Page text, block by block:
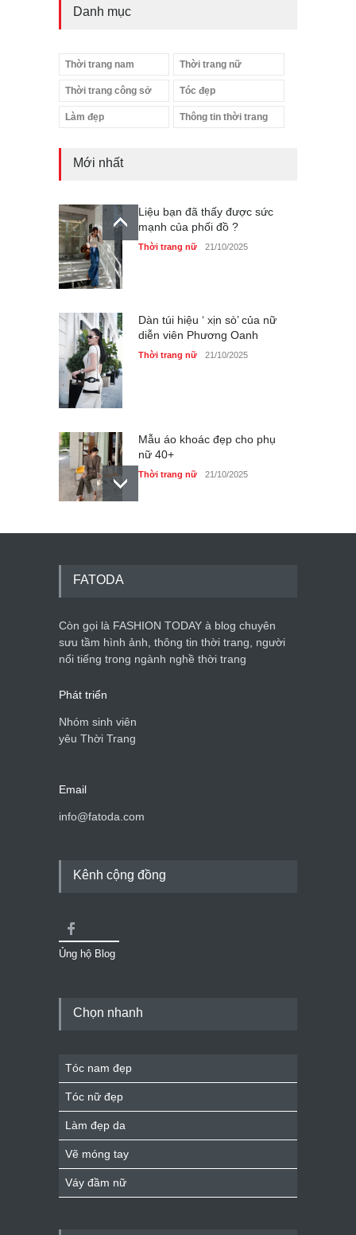
Danh mục
Thời trang nam Thời trang nữ
Thời trang công sở Tóc đẹp
Làm đẹp Thông tin thời trang
Mới nhất
Liệu bạn đã thấy được sức
mạnh của phối đồ ?
Thời trang nữ 21/10/2025
Dàn túi hiệu ‘ xịn sò’ của nữ
diễn viên Phương Oanh
Thời trang nữ 21/10/2025
Mẫu áo khoác đẹp cho phụ
nữ 40+
Thời trang nữ 21/10/2025
Chiếc áo dài cưới của Hoa
GAP Hoodie biểu tượng
sáng tạo mới của giới trẻ
FATODA
Còn gọi là FASHION TODAY à blog chuyên
sưu tầm hình ảnh, thông tin thời trang, người
nổi tiếng trong ngành nghề thời trang
Phát triển
Nhóm sinh viên
yêu Thời Trang
Email
info@fatoda.com
Kênh cộng đồng
Ủng hộ Blog
Chọn nhanh
Tóc nam đẹp
Tóc nữ đẹp
Làm đẹp da
Vẽ móng tay
Váy đầm nữ